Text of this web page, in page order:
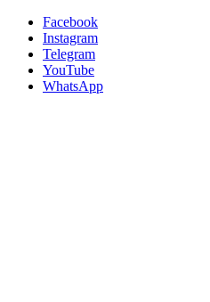
Facebook
Instagram
Telegram
YouTube
WhatsApp